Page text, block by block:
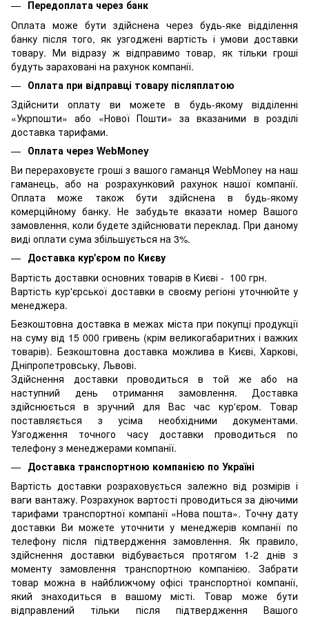
Передоплата через банк
Оплата може бути здійснена через будь-яке відділення
банку після того, як узгоджені вартість і умови доставки
товару. Ми відразу ж відправимо товар, як тільки гроші
будуть зараховані на рахунок компанії.
Оплата при відправці товару післяплатою
Здійснити оплату ви можете в будь-якому відділенні
«Укрпошти» або «Нової Пошти» за вказаними в розділі
доставка тарифами.
Оплата через WebMoney
Ви перераховуєте гроші з вашого гаманця WebMoney на наш
гаманець, або на розрахунковий рахунок нашої компанії.
Оплата може також бути здійснена в будь-якому
комерційному банку. Не забудьте вказати номер Вашого
замовлення, коли будете здійснювати переклад. При даному
виді оплати сума збільшується на 3%.
Доставка кур'єром по Києву
Вартість доставки основних товарів в Києві - 100 грн.
Вартість кур'єрської доставки в своєму регіоні уточнюйте у
менеджера.
Безкоштовна доставка в межах міста при покупці продукції
на суму від 15 000 гривень (крім великогабаритних і важких
товарів). Безкоштовна доставка можлива в Києві, Харкові,
Дніпропетровську, Львові.
Здійснення доставки проводиться в той же або на
наступний день отримання замовлення. Доставка
здійснюється в зручний для Вас час кур'єром. Товар
поставляється з усіма необхідними документами.
Узгодження точного часу доставки проводиться по
телефону з менеджерами компанії.
Доставка транспортною компанією по Україні
Вартість доставки розраховується залежно від розмірів і
ваги вантажу. Розрахунок вартості проводиться за діючими
тарифами транспортної компанії «Нова пошта». Точну дату
доставки Ви можете уточнити у менеджерів компанії по
телефону після підтвердження замовлення. Як правило,
здійснення доставки відбувається протягом 1-2 днів з
моменту замовлення транспортною компанією. Забрати
товар можна в найближчому офісі транспортної компанії,
який знаходиться в вашому місті. Товар може бути
відправлений тільки після підтвердження Вашого